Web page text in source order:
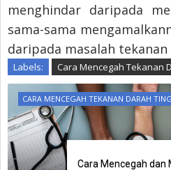
menghindar daripada
sama-sama
daripada masalah
Labels: Cara Mencegah Tekanan
CARA MENCEGAH TEKANAN DARAH
Cara Mencegah dan